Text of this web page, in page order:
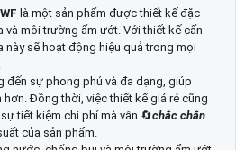
là một sản phẩm được thiết kế đặc
và môi trường ẩm ướt. Với thiết kế cẩn
này sẽ hoạt động hiệu quả trong mọi
đến sự phong phú và đa dạng, giúp
Đồng thời, việc thiết kế giá rẻ cũng
tiết kiệm chi phí mà vẫn 🔄chắc chắn
của sản phẩm.